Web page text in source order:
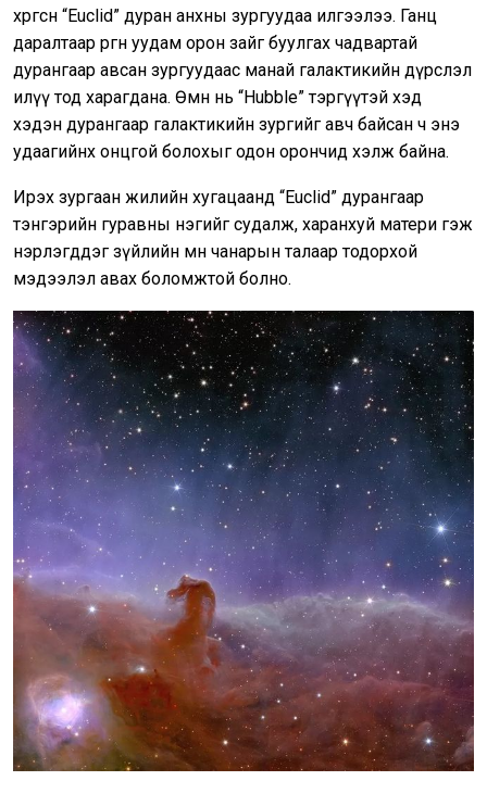
хөөргөсөн “Euclid” дуран анхны зургуудаа илгээлээ. Ганц
даралтаар өргөн уудам орон зайг буулгах чадвартай
дурангаар авсан зургуудаас манай галактикийн дүрслэл
илүү тод харагдана. Өмнө нь “Hubble” тэргүүтэй хэд
хэдэн дурангаар галактикийн зургийг авч байсан ч энэ
удаагийнх онцгой болохыг одон орончид хэлж байна.
Ирэх зургаан жилийн хугацаанд “Euclid” дурангаар
тэнгэрийн гуравны нэгийг судалж, харанхуй матери гэж
нэрлэгддэг зүйлийн мөн чанарын талаар тодорхой
мэдээлэл авах боломжтой болно.